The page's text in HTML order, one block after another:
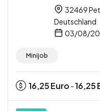
32469
Deutschland
03/08/
Minijob
16,25Euro -16,25